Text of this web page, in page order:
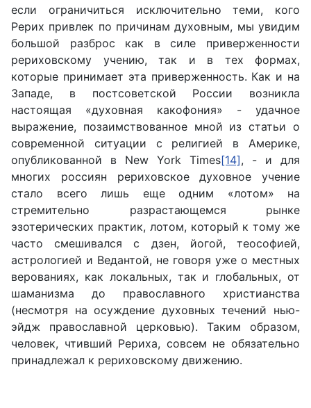
если ограничиться исключительно теми, кого
Рерих привлек по причинам духовным, мы увидим
большой разброс как в силе приверженности
рериховскому учению, так и в тех формах,
которые принимает эта приверженность. Как и на
Западе, в постсоветской России возникла
настоящая «духовная какофония» - удачное
выражение, позаимствованное мной из статьи о
современной ситуации с религией в Америке,
опубликованной в New York Times[14], - и для
многих россиян рериховское духовное учение
стало всего лишь еще одним «лотом» на
стремительно разрастающемся рынке
эзотерических практик, лотом, который к тому же
часто смешивался с дзен, йогой, теософией,
астрологией и Ведантой, не говоря уже о местных
верованиях, как локальных, так и глобальных, от
шаманизма до православного христианства
(несмотря на осуждение духовных течений нью-
эйдж православной церковью). Таким образом,
человек, чтивший Рериха, совсем не обязательно
принадлежал к рериховскому движению.